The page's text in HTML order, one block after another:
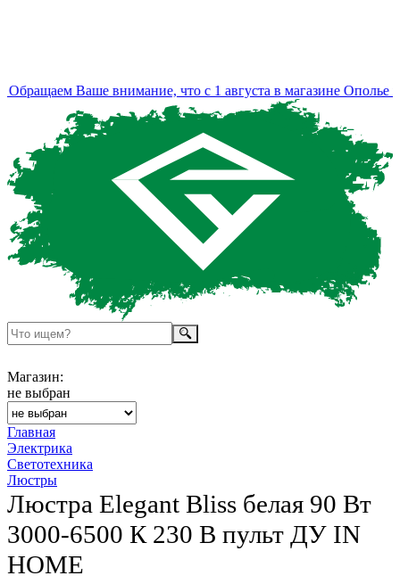
Ваше внимание, что с 1 августа в магазине Ополье
Магазин:
не выбран
Главная
Электрика
Светотехника
Люстры
Люстра Elegant Bliss белая 90 Вт
3000-6500 К 230 В пульт ДУ IN
HOME